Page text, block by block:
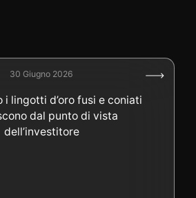
30 Giugno 2026
i lingotti d’oro fusi e coniati
dal punto di vista
dell’investitore